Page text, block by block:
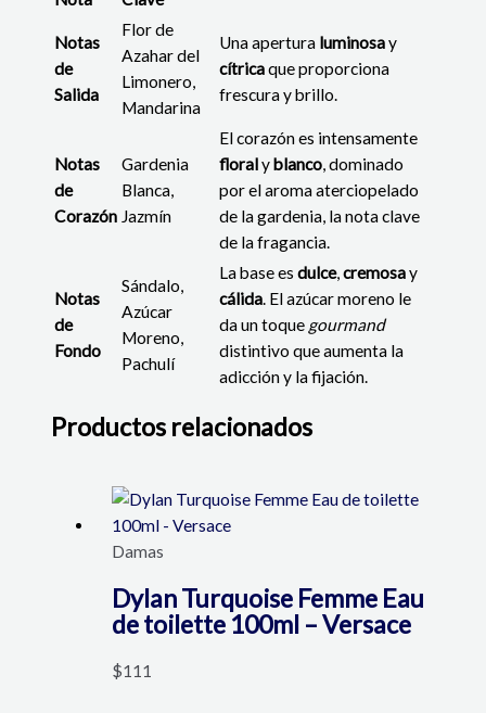
Notas
de
Salida
Flor de
Azahar del
Limonero,
Mandarina
Una apertura luminosay
cítricaque proporciona
frescura y brillo.
Notas
de
Corazón
Gardenia
Blanca,
Jazmín
El corazón es intensamente
floralyblanco, dominado
por el aroma aterciopelado
de la gardenia, la nota clave
de la fragancia.
Notas
de
Fondo
Sándalo,
Azúcar
Moreno,
Pachulí
La base esdulce,cremosay
cálida. El azúcar moreno le
da un toque gourmand
distintivo que aumenta la
adicción y la fijación.
Productos relacionados
Damas
Dylan Turquoise Femme Eau
de toilette 100ml – Versace
$111